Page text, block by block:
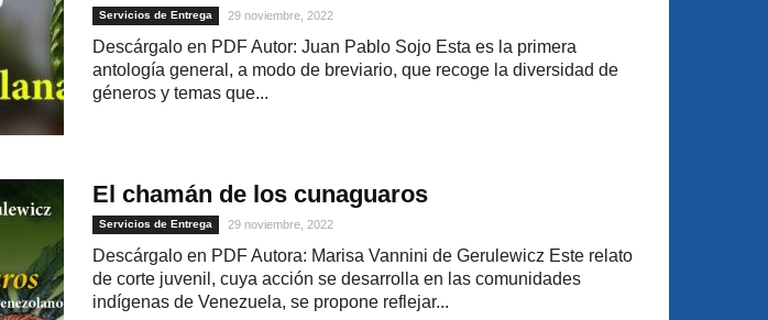
Servicios de Entrega 29 noviembre, 2022
Descárgalo en PDF Autor: Juan Pablo Sojo Esta es la primera
antología general, a modo de breviario, que recoge la diversidad de
géneros y temas que...
El chamán de los cunaguaros
Servicios de Entrega 29 noviembre, 2022
Descárgalo en PDF Autora: Marisa Vannini de Gerulewicz Este relato
de corte juvenil, cuya acción se desarrolla en las comunidades
indígenas de Venezuela, se propone reflejar...